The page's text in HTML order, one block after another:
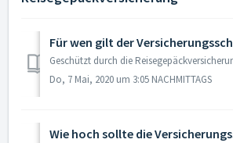
Für wen gilt der
Do, 7 Mai, 2020 um 3:05 NACHMITTAGS
Wie hoch sollte die